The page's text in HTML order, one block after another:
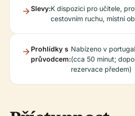
Slevy:K dispozici pro učitele,
cestovním ruchu, místní
Prohlídky s
průvodcem:
Nabízeno v
(cca 50 minut;
rezervace předem)